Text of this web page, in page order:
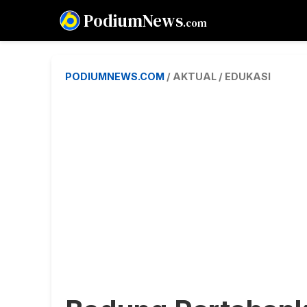
PodiumNews.com
PODIUMNEWS.COM / AKTUAL / EDUKASI